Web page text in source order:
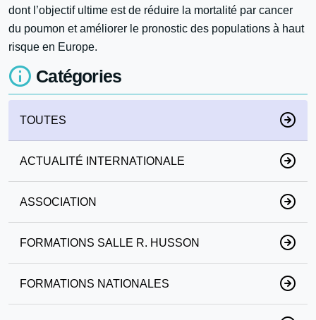
dont l’objectif ultime est de réduire la mortalité par cancer
du poumon et améliorer le pronostic des populations à haut
risque en Europe.
Catégories
TOUTES
ACTUALITÉ INTERNATIONALE
ASSOCIATION
FORMATIONS SALLE R. HUSSON
FORMATIONS NATIONALES